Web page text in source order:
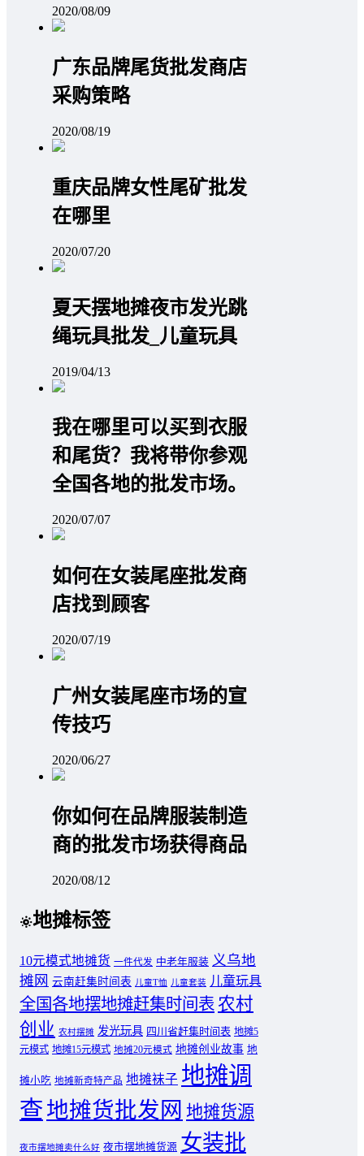
2020/08/09
广东品牌尾货批发商店
采购策略
2020/08/19
重庆品牌女性尾矿批发
在哪里
2020/07/20
夏天摆地摊夜市发光跳
绳玩具批发_儿童玩具
2019/04/13
我在哪里可以买到衣服
和尾货？我将带你参观
全国各地的批发市场。
2020/07/07
如何在女装尾座批发商
店找到顾客
2020/07/19
广州女装尾座市场的宣
传技巧
2020/06/27
你如何在品牌服装制造
商的批发市场获得商品
2020/08/12
地摊标签
10元模式地摊货 一件代发 中老年服装 义乌地
摊网 云南赶集时间表 儿童T恤 儿童套装 儿童玩具
全国各地摆地摊赶集时间表 农村
创业 农村摆摊 发光玩具 四川省赶集时间表 地摊5
元模式 地摊15元模式 地摊20元模式 地摊创业故事 地
摊小吃 地摊新奇特产品 地摊袜子 地摊调
查地摊货批发网 地摊货源
夜市摆地摊卖什么好 夜市摆地摊货源 女装批